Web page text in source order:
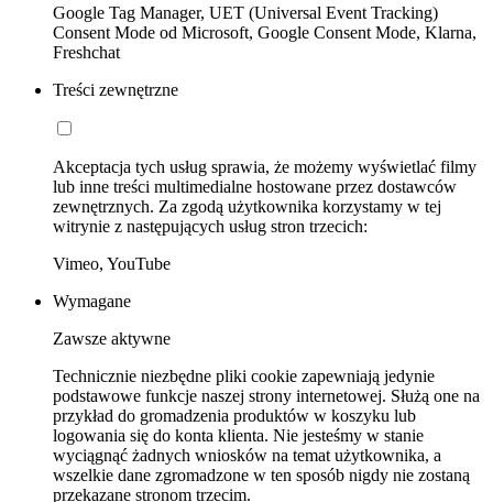
Google Tag Manager, UET (Universal Event Tracking)
Consent Mode od Microsoft, Google Consent Mode, Klarna,
Freshchat
Treści zewnętrzne
Akceptacja tych usług sprawia, że możemy wyświetlać filmy
lub inne treści multimedialne hostowane przez dostawców
zewnętrznych. Za zgodą użytkownika korzystamy w tej
witrynie z następujących usług stron trzecich:
Vimeo, YouTube
Wymagane
Zawsze aktywne
Technicznie niezbędne pliki cookie zapewniają jedynie
podstawowe funkcje naszej strony internetowej. Służą one na
przykład do gromadzenia produktów w koszyku lub
logowania się do konta klienta. Nie jesteśmy w stanie
wyciągnąć żadnych wniosków na temat użytkownika, a
wszelkie dane zgromadzone w ten sposób nigdy nie zostaną
przekazane stronom trzecim.